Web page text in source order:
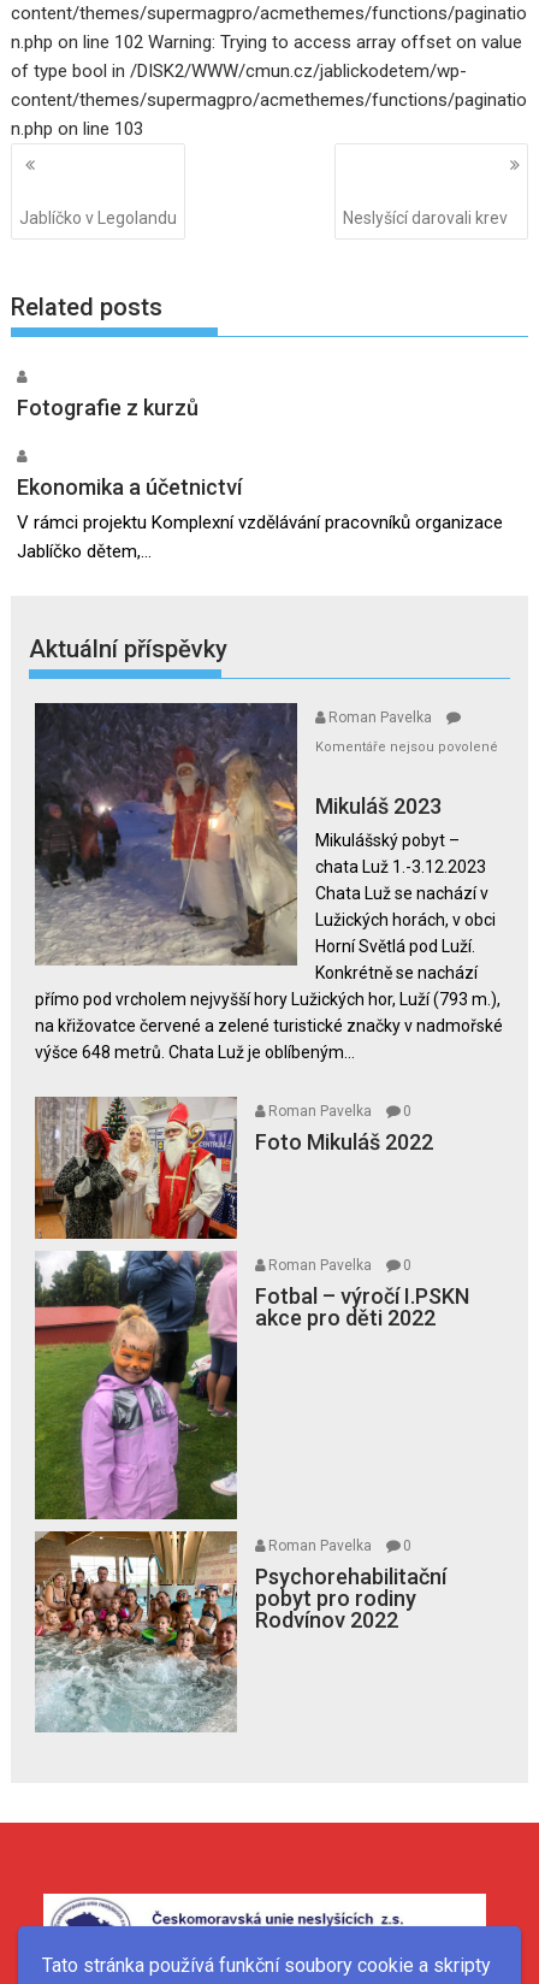
Tato stránka používá funkční soubory cookie a skripty
content/themes/supermagpro/acmethemes/functions/paginatio
n.php on line 102 Warning: Trying to access array offset on value
of type bool in /DISK2/WWW/cmun.cz/jablickodetem/wp-
content/themes/supermagpro/acmethemes/functions/paginatio
n.php on line 103
Navigace
příspěvky
Jablíčko v Legolandu Neslyšící darovali krev
Related posts
Fotografie z kurzů
Ekonomika a účetnictví
V rámci projektu Komplexní vzdělávání pracovníků organizace
Jablíčko dětem,...
Aktuální příspěvky
Roman Pavelka
Komentáře nejsou povolené
textu
názvem
Mikuláš
2023
Mikuláš 2023
Mikulášský pobyt –
chata Luž 1.-3.12.2023
Chata Luž se nachází v
Lužických horách, v obci
Horní Světlá pod Luží.
Konkrétně se nachází
přímo pod vrcholem nejvyšší hory Lužických hor, Luží (793 m.),
na křižovatce červené a zelené turistické značky v nadmořské
výšce 648 metrů. Chata Luž je oblíbeným...
Roman Pavelka 0
Foto Mikuláš 2022
Roman Pavelka 0
Fotbal – výročí I.PSKN
akce pro děti 2022
Roman Pavelka 0
Psychorehabilitační
pobyt pro rodiny
Rodvínov 2022